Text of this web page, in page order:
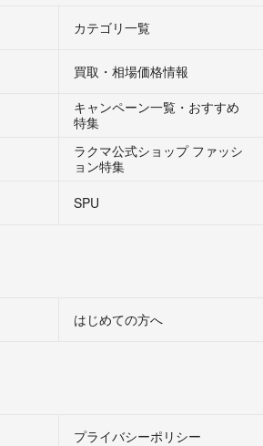
カテゴリ一覧
買取・相場価格情報
キャンペーン一覧・おすすめ
特集
ラクマ公式ショップ ファッシ
ョン特集
SPU
はじめての方へ
プライバシーポリシー